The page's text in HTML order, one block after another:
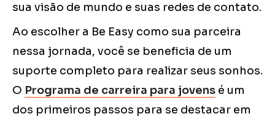
sua visão de mundo e suas redes de contato.
Ao escolher a Be Easy como sua parceira
nessa jornada, você se beneficia de um
suporte completo para realizar seus sonhos.
O Programa de carreira para jovens é um
dos primeiros passos para se destacar em